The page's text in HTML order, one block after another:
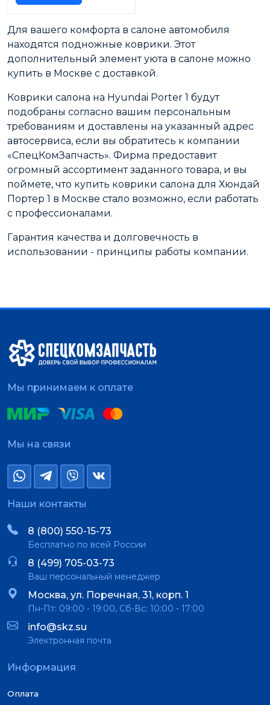
Для вашего комфорта в салоне автомобиля
находятся подножные коврики. Этот
дополнительный элемент уюта в салоне можно
купить в Москве с доставкой.
Коврики салона на Hyundai Porter 1 будут
подобраны согласно вашим персональным
требованиям и доставлены на указанный адрес
автосервиса, если вы обратитесь к компании
«СпецКомЗапчасть». Фирма предоставит
огромный ассортимент заданного товара, и вы
поймете, что купить коврики салона для Хюндай
Портер 1 в Москве стало возможно, если работать
с профессионалами.
Гарантия качества и долговечность в
использовании - принципы работы компании.
Мы принимаем к оплате
Мы на связи
Наши контакты
8 (800) 550-15-73
Бесплатно по всей России
8 (499) 705-03-73
Ваш персональный менеджер
Москва, ул. Поречная, 31, корп. 1
Пн-Пт: 09:00 - 19:00, Сб-Вс: 10:00 - 17:00
info@skz.su
Электронная почта
Информация
Оплата